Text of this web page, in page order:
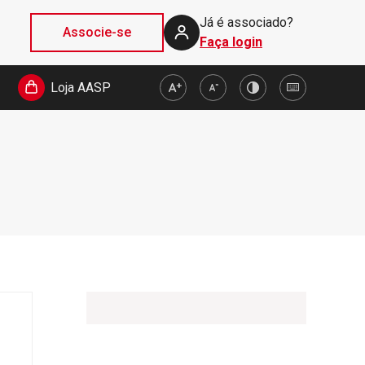
Associe-se
Já é associado?
Faça login
Loja AASP